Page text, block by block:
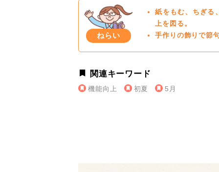
ねらい
紙をもむ、ちぎる
上を図る。
手作りの飾りで節
関連キーワード
機能向上 初夏 5月